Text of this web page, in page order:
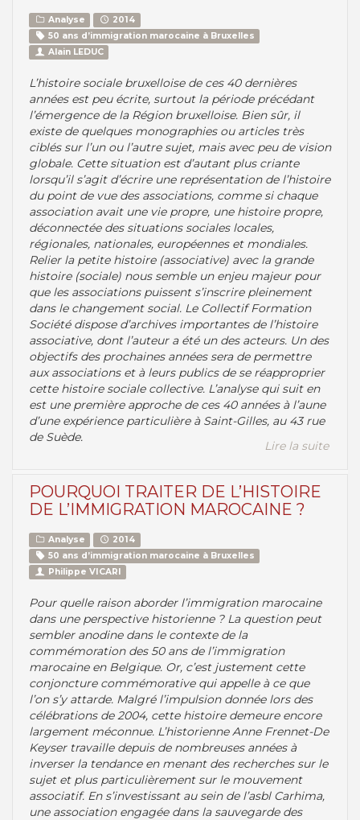
Analyse
2014
50 ans d’immigration marocaine à Bruxelles
Alain LEDUC
L’histoire sociale bruxelloise de ces 40 dernières
années est peu écrite, surtout la période précédant
l’émergence de la Région bruxelloise. Bien sûr, il
existe de quelques monographies ou articles très
ciblés sur l’un ou l’autre sujet, mais avec peu de vision
globale. Cette situation est d’autant plus criante
lorsqu’il s’agit d’écrire une représentation de l’histoire
du point de vue des associations, comme si chaque
association avait une vie propre, une histoire propre,
déconnectée des situations sociales locales,
régionales, nationales, européennes et mondiales.
Relier la petite histoire (associative) avec la grande
histoire (sociale) nous semble un enjeu majeur pour
que les associations puissent s’inscrire pleinement
dans le changement social. Le Collectif Formation
Société dispose d’archives importantes de l’histoire
associative, dont l’auteur a été un des acteurs. Un des
objectifs des prochaines années sera de permettre
aux associations et à leurs publics de se réapproprier
cette histoire sociale collective. L’analyse qui suit en
est une première approche de ces 40 années à l’aune
d’une expérience particulière à Saint-Gilles, au 43 rue
de Suède.
Lire la suite
POURQUOI TRAITER DE L’HISTOIRE
DE L’IMMIGRATION MAROCAINE ?
Analyse
2014
50 ans d’immigration marocaine à Bruxelles
Philippe VICARI
Pour quelle raison aborder l’immigration marocaine
dans une perspective historienne ? La question peut
sembler anodine dans le contexte de la
commémoration des 50 ans de l’immigration
marocaine en Belgique. Or, c’est justement cette
conjoncture commémorative qui appelle à ce que
l’on s’y attarde. Malgré l’impulsion donnée lors des
célébrations de 2004, cette histoire demeure encore
largement méconnue. L’historienne Anne Frennet-De
Keyser travaille depuis de nombreuses années à
inverser la tendance en menant des recherches sur le
sujet et plus particulièrement sur le mouvement
associatif. En s’investissant au sein de l’asbl Carhima,
une association engagée dans la sauvegarde des